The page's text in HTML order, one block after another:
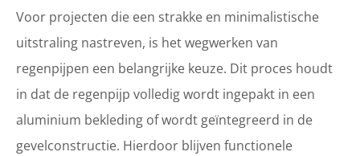
Voor projecten die een strakke en minimalistische
uitstraling nastreven, is het wegwerken van
regenpijpen een belangrijke keuze. Dit proces houdt
in dat de regenpijp volledig wordt ingepakt in een
aluminium bekleding of wordt geïntegreerd in de
gevelconstructie. Hierdoor blijven functionele